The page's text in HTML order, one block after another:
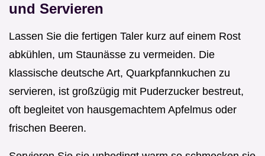
und Servieren
Lassen Sie die fertigen Taler kurz auf einem Rost
abkühlen, um Staunässe zu vermeiden. Die
klassische deutsche Art, Quarkpfannkuchen zu
servieren, ist großzügig mit Puderzucker bestreut,
oft begleitet von hausgemachtem Apfelmus oder
frischen Beeren.